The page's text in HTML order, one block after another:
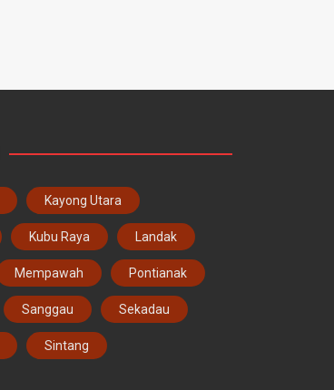
Kayong Utara
Kubu Raya Landak
Mempawah Pontianak
Sanggau Sekadau
Sintang